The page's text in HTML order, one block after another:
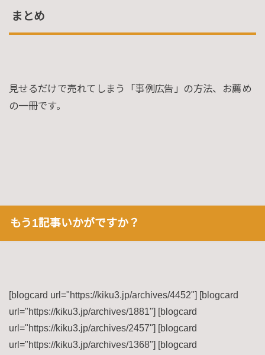
まとめ
見せるだけで売れてしまう「事例広告」の方法、お薦め
の一冊です。
もう1記事いかがですか？
[blogcard url="https://kiku3.jp/archives/4452"] [blogcard
url="https://kiku3.jp/archives/1881"] [blogcard
url="https://kiku3.jp/archives/2457"] [blogcard
url="https://kiku3.jp/archives/1368"] [blogcard